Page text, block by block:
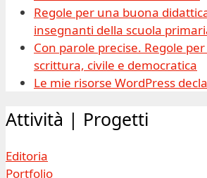
Regole per una buona
insegnanti della scuola
Con parole precise. Regole
scrittura, civile e democratica
Le mie risorse WordPress
Attività | Progetti
Editoria
Portfolio